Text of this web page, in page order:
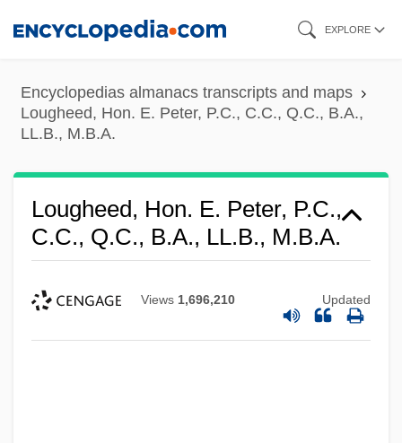
content
EXPLORE
Encyclopedias almanacs transcripts and maps
Lougheed, Hon. E. Peter, P.C., C.C., Q.C., B.A.,
LL.B., M.B.A.
Lougheed, Hon. E. Peter, P.C.,
C.C., Q.C., B.A., LL.B., M.B.A.
Views 1,696,210 Updated